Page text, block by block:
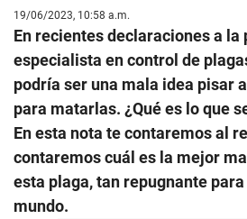
19/06/2023, 10:58 a.m.
En recientes declaraciones a la
especialista en control de
podría ser una mala idea pisar
para matarlas. ¿Qué es lo que
En esta nota te contaremos al
contaremos cuál es la mejor
esta plaga, tan repugnante
mundo.